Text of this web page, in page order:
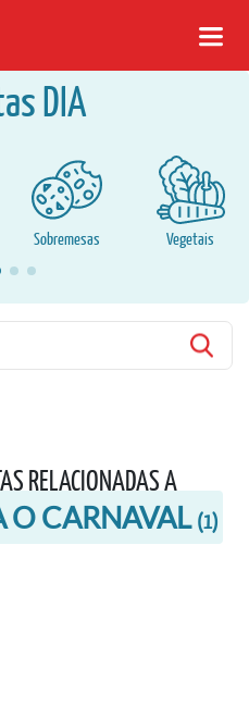
DIA
Sobremesas Vegetais
RELACIONADAS A
O CARNAVAL (1)